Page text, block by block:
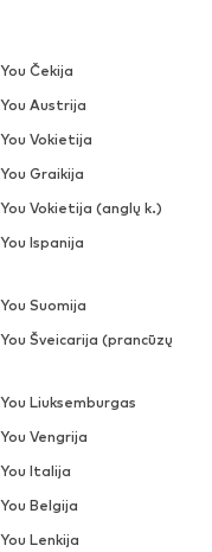
Čekija
Austrija
Vokietija
Graikija
Vokietija (anglų k.)
Ispanija
Suomija
Šveicarija (prancūzų
Liuksemburgas
Vengrija
Italija
Belgija
Lenkija